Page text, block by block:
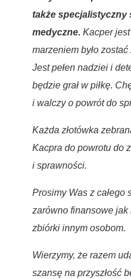
także specjalistyczny
medyczne. Kacper
marzeniem było
Jest pełen nadziei i
będzie grał w piłkę.
i walczy o powrót do
Każda złotówka
Kacpra do powrotu do
i sprawności.
Prosimy Was z całego
zarówno finansowe
zbiórki innym osobom.
Wierzymy, że razem
szansę na przyszłość